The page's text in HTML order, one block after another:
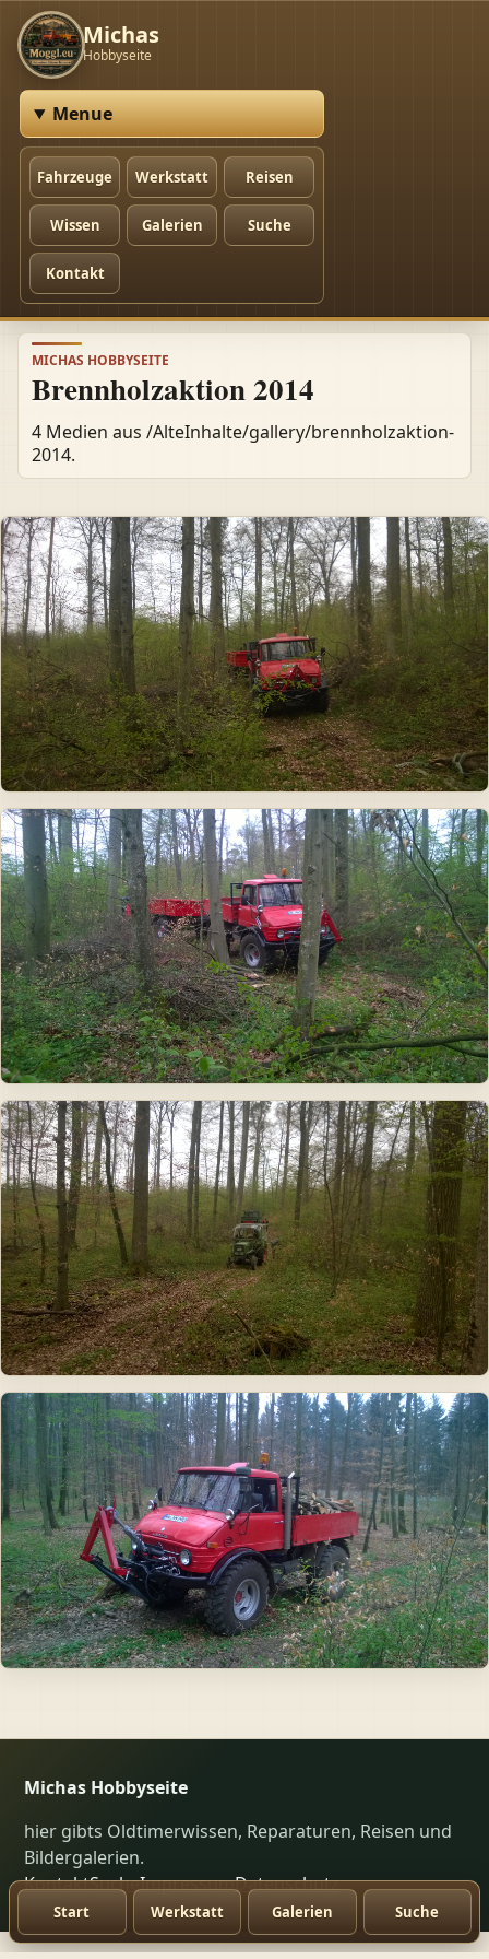
Michas
Hobbyseite
Menue
Fahrzeuge Werkstatt Reisen
Wissen Galerien Suche
Kontakt
Start Werkstatt Galerien Suche
MICHAS HOBBYSEITE
Brennholzaktion 2014
4 Medien aus /AlteInhalte/gallery/brennholzaktion-
2014.
Michas Hobbyseite
hier gibts Oldtimerwissen, Reparaturen, Reisen und
Bildergalerien.
KontaktSucheImpressumDatenschutz